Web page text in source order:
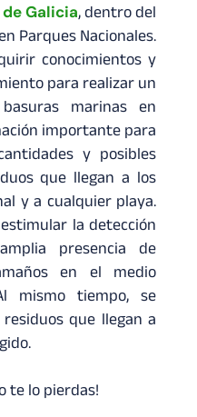
Galicia, dentro del
Parques Nacionales.
conocimientos y
para realizar un
marinas en
importante para
y posibles
que llegan a los
y a cualquier playa.
la detección
presencia de
en el medio
mismo tiempo, se
que llegan a
te lo pierdas!